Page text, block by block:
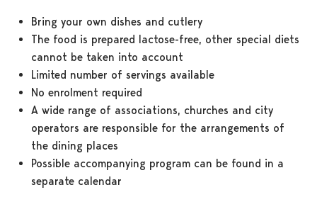
Bring your own dishes and cutlery
The food is prepared lactose-free, other special diets
cannot be taken into account
Limited number of servings available
No enrolment required
A wide range of associations, churches and city
operators are responsible for the arrangements of
the dining places
Possible accompanying program can be found in a
separate calendar